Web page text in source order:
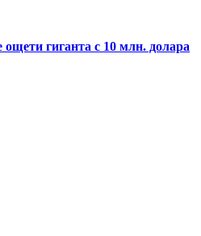
гиганта с 10 млн. долара